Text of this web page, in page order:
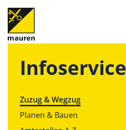
Infoservice
Zuzug & Wegzug
Planen & Bauen